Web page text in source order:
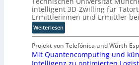
H
e
r
s
e
l
s
l
ö
s
u
n
g
T
w
i
e
h
a
u
intelligent 3D-Zwilling für
Ermittlerinnen und Ermittler
Weiterlesen:
E
i
n
3
Projekt von Telefónica und Würth
Mit Quantencomputing und